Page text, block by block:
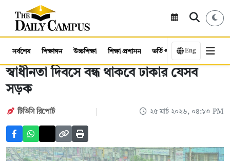
সর্বশেষ শিক্ষাঙ্গন উচ্চশিক্ষা শিক্ষা প্রশাসন ভর্তি পরীক্ষা কর্মসংস্থান
Eng
স্বাধীনতা দিবসে বন্ধ থাকবে ঢাকার যেসব
সড়ক
টিডিসি রিপোর্ট ২৫ মার্চ ২০২৬, ০৪:১৩ PM